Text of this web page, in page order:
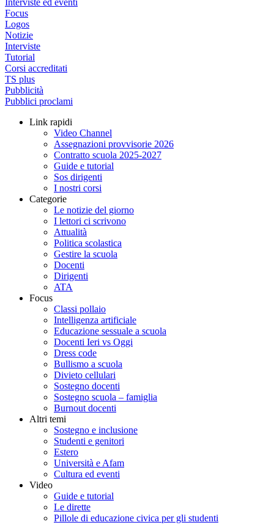
Focus
Logos
Notizie
Interviste
Tutorial
Corsi accreditati
TS plus
Pubblicità
Pubblici proclami
Link rapidi
Video Channel
Assegnazioni provvisorie 2026
Contratto scuola 2025-2027
Guide e tutorial
Sos dirigenti
I nostri corsi
Categorie
Le notizie del giorno
I lettori ci scrivono
Attualità
Politica scolastica
Gestire la scuola
Docenti
Dirigenti
ATA
Focus
Classi pollaio
Intelligenza artificiale
Educazione sessuale a scuola
Docenti Ieri vs Oggi
Dress code
Bullismo a scuola
Divieto cellulari
Sostegno docenti
Sostegno scuola – famiglia
Burnout docenti
Altri temi
Sostegno e inclusione
Studenti e genitori
Estero
Università e Afam
Cultura ed eventi
Video
Guide e tutorial
Le dirette
Pillole di educazione civica per gli studenti